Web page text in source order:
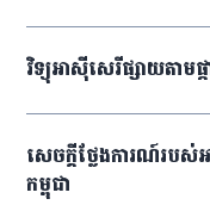
វិទ្យុ​អាស៊ីសេរី​ផ្សាយ​តាម​
សេចក្ដី​ថ្លែងការណ៍​របស់​
កម្ពុជា